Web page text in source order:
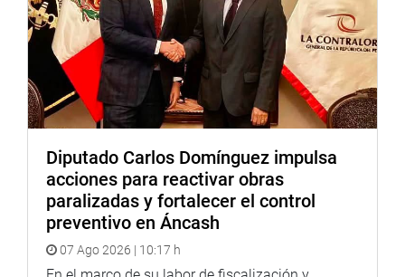
A su turno, tras escuchar la opinión de los participantes
virtuales y presentes, la congresista, Cheryl Trigozo, dijo
que, como hija de San Martín, el compromiso está dado y
que desde su posición en la Comisión de Cambio
Climático del congreso luchará para que los diálogos
sean verdaderamente interculturales y se respete la
opinión de los pueblos indígenas y sus organizaciones.
Asimismo, instó a la cooperación internacional como la
Rainforest Alliance, a consolidar el trabajó con las
comunidades “para juntos buscar el desarrollo pleno de la
región” dijo Trigozo. Además se dejó constancia que este
es el inicio del trabajo articulado que se tendrá desde los
Diputado Carlos Domínguez impulsa
acciones para reactivar obras
paralizadas y fortalecer el control
preventivo en Áncash
07 Ago 2026 | 10:17 h